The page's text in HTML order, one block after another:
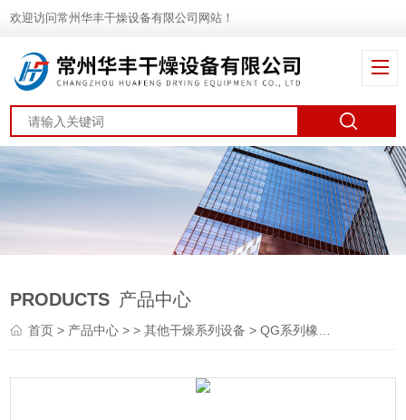
欢迎访问常州华丰干燥设备有限公司网站！
PRODUCTS 产品中心
首页> 产品中心 > >其他干燥系列设备 > QG系列橡胶助剂干燥机